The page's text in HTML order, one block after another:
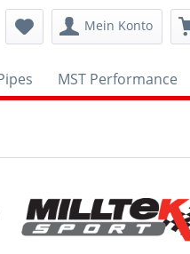
Mein Konto
MST Performance